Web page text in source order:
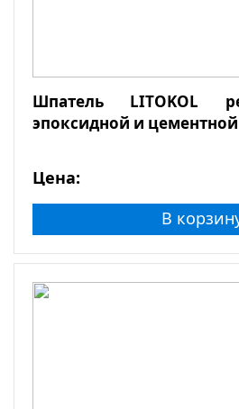
Шпатель LITOKOL
эпоксидной и
Цена:
В